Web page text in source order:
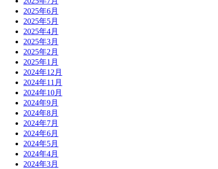
2025年6月
2025年5月
2025年4月
2025年3月
2025年2月
2025年1月
2024年12月
2024年11月
2024年10月
2024年9月
2024年8月
2024年7月
2024年6月
2024年5月
2024年4月
2024年3月